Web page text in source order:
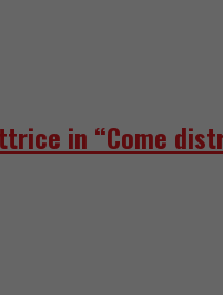
in “Come